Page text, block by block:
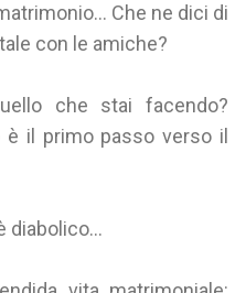
Che ne dici di
con le amiche?
che stai facendo?
il primo passo verso il
diabolico...